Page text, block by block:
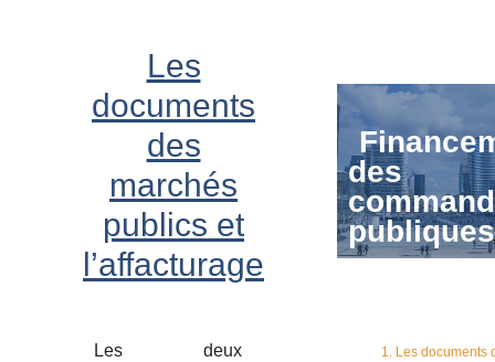
Les
documents
des
marchés
publics et
l’affacturage
Les deux
des
publiques
1. Les documents